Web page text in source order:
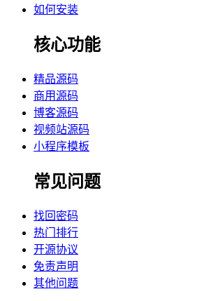
如何安装
核心功能
精品源码
商用源码
博客源码
视频站源码
小程序模板
常见问题
找回密码
热门排行
开源协议
免责声明
其他问题